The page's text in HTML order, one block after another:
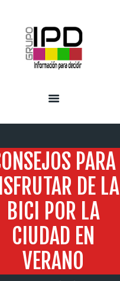
PARA
DE LA
BICI POR LA
CIUDAD EN
VERANO